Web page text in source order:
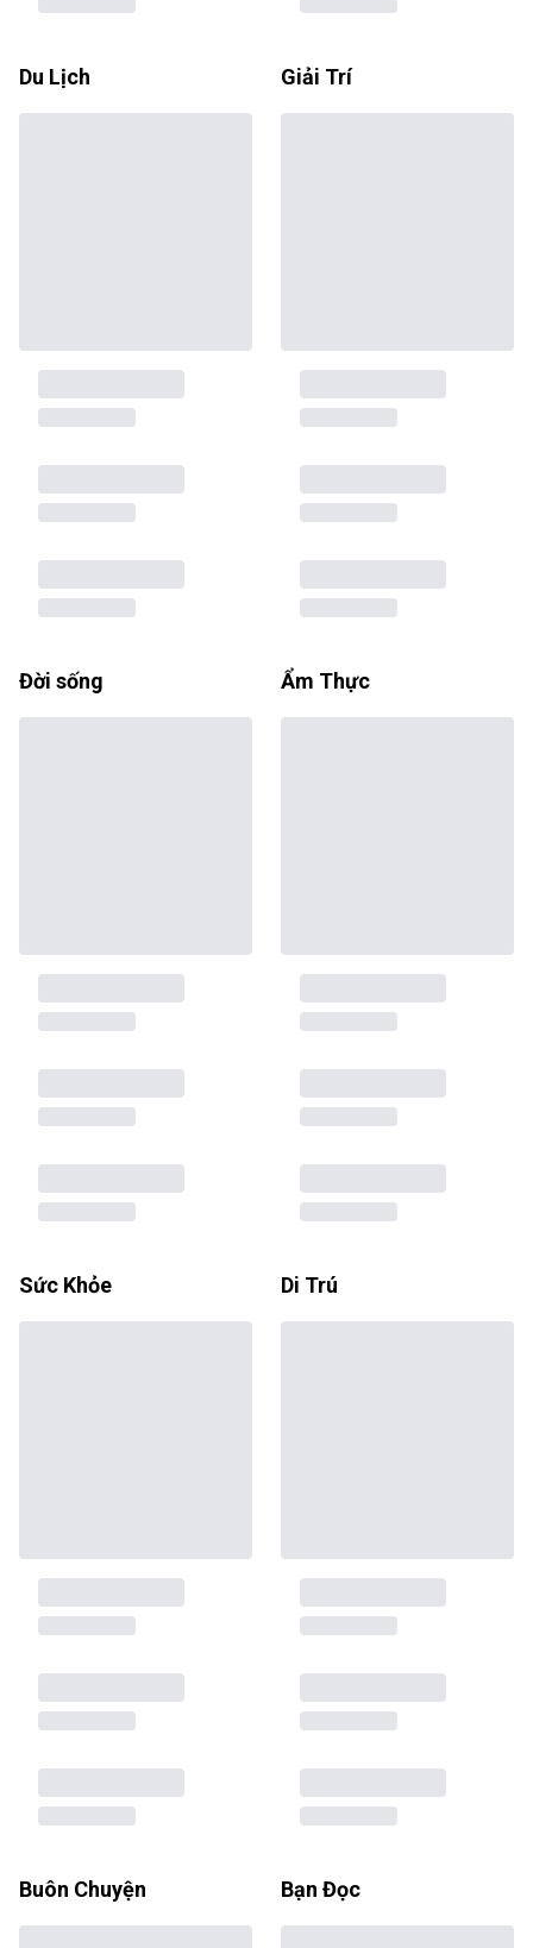
Du Lịch Giải Trí
Đời sống Ẩm Thực
Sức Khỏe Di Trú
Buôn Chuyện Bạn Đọc